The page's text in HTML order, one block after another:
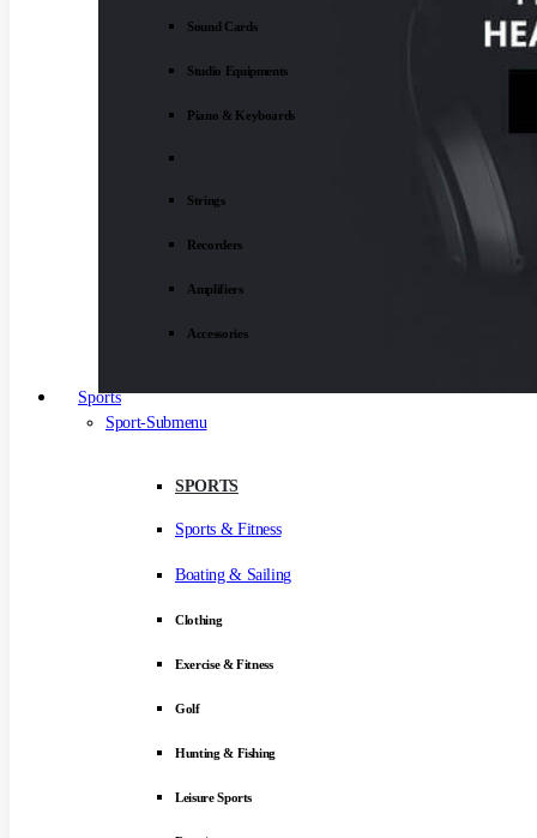
Sound Cards
Studio Equipments
Piano & Keyboards
Strings
Recorders
Amplifiers
Accessories
Sports
Sport-Submenu
SPORTS
Sports & Fitness
Boating & Sailing
Clothing
Exercise & Fitness
Golf
Hunting & Fishing
Leisure Sports